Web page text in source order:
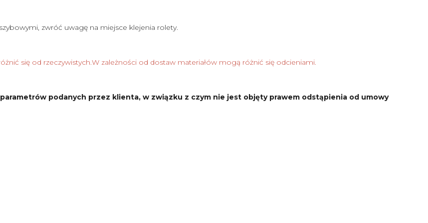
zwróć uwagę na miejsce klejenia rolety.
się od rzeczywistych.W zależności od dostaw materiałów mogą różnić się odcieniami.
podanych przez klienta, w związku z czym nie jest objęty prawem odstąpienia od umowy